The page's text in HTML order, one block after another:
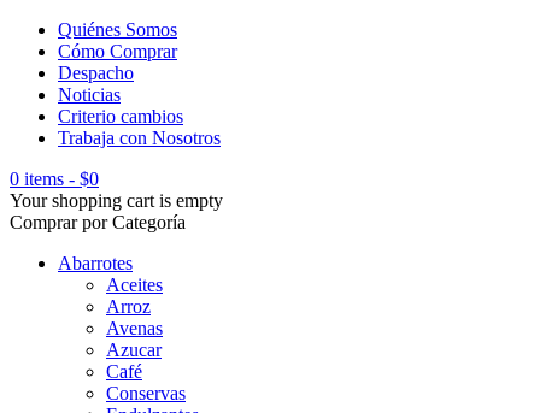
Quiénes Somos
Cómo Comprar
Despacho
Noticias
Criterio cambios
Trabaja con Nosotros
0 items - $0
Your shopping cart is empty
Comprar por Categoría
Abarrotes
Aceites
Arroz
Avenas
Azucar
Café
Conservas